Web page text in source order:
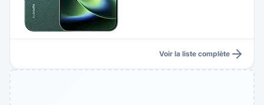
Voir la liste complète